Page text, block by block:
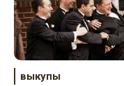
выкупы